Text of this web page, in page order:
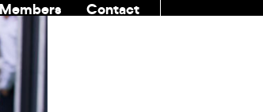
Members
Contact